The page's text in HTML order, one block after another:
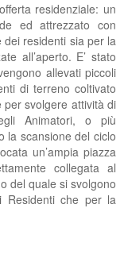
residenziale: un
ed attrezzato con
residenti sia per la
all’aperto. E’ stato
allevati piccoli
di terreno coltivato
svolgere attività di
Animatori, o più
la scansione del ciclo
un’ampia piazza
collegata al
del quale si svolgono
Residenti che per la